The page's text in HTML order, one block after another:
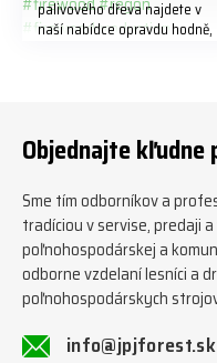
palivového dřeva najdete v
naší nabídce opravdu hodně,
#firewoodproduction
Objednajte kľudne
Sme tím odborníkov a
tradíciou v servise, predaji
poľnohospodárskej a
odborne vzdelaní lesníci a
poľnohospodárskych
info@jpjforest.sk